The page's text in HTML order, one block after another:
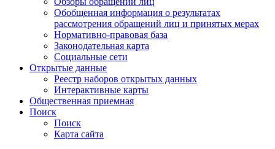
Обобщенная информация о результатах
рассмотрения обращений лиц и принятых мерах
Нормативно-правовая база
Законодательная карта
Социальные сети
Открытые данные
Реестр наборов открытых данных
Интерактивные карты
Общественная приемная
Поиск
Поиск
Карта сайта